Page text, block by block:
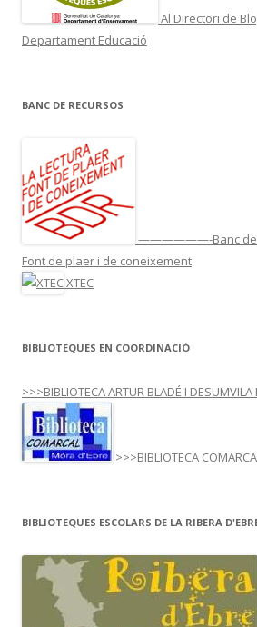
Al Directori de
Departament Educació
BANC DE RECURSOS
——————-Banc de
Font de plaer i de coneixement
XTEC
BIBLIOTEQUES EN COORDINACIÓ
>>>BIBLIOTECA ARTUR BLADÉ I DESUMVILA
>>>BIBLIOTECA
BIBLIOTEQUES ESCOLARS DE LA RIBERA